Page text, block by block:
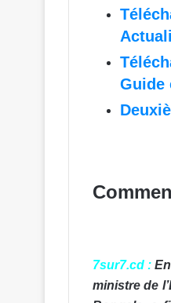
Guide
7sur7.cd :
ministre de